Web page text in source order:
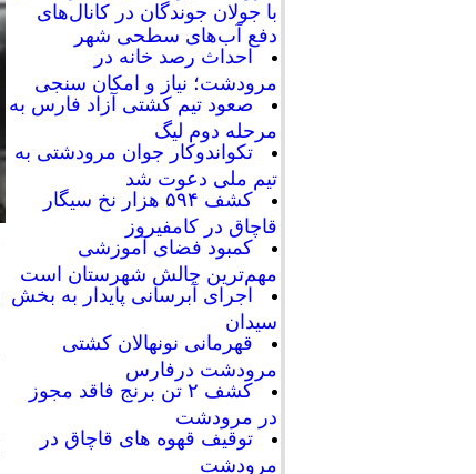
با جولان جوندگان در کانال‌های
دفع آب‌های سطحی شهر
احداث رصد خانه در
مرودشت؛ نیاز و امکان سنجی
صعود تیم کشتی آزاد فارس به
مرحله دوم لیگ
تکواندوکار جوان مرودشتی به
تیم ملی دعوت شد
کشف ۵۹۴ هزار نخ سیگار
قاچاق در کامفیروز
کمبود فضای آموزشی
مهم‌ترین چالش شهرستان است
اجرای آبرسانی پایدار به بخش
سیدان
قهرمانی نونهالان کشتی
مرودشت درفارس
کشف ۲ تن برنج فاقد مجوز
در مرودشت
توقیف قهوه های قاچاق در
مرودشت